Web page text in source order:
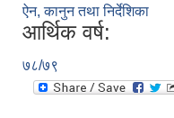
ऐन, कानुन तथा निर्देशिका
आर्थिक वर्ष:
७८/७९